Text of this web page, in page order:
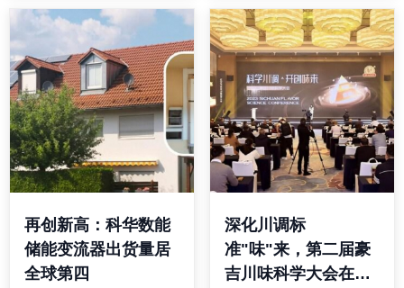
集团继续深耕电竞体育赛
发售募集资金净额35.28亿
港元（ ...
再创新高：科华数能
储能变流器出货量居
全球第四
深化川调标
准"味"来，第二届豪
吉川味科学大会在蓉